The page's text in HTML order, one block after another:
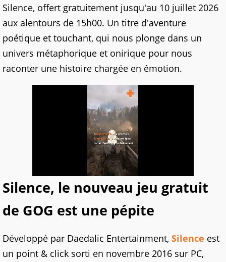
Silence, offert gratuitement jusqu'au 10 juillet 2026
aux alentours de 15h00. Un titre d'aventure
poétique et touchant, qui nous plonge dans un
univers métaphorique et onirique pour nous
raconter une histoire chargée en émotion.
Silence, le nouveau jeu gratuit
de GOG est une pépite
Développé par Daedalic Entertainment, Silence est
un point & click sorti en novembre 2016 sur PC,